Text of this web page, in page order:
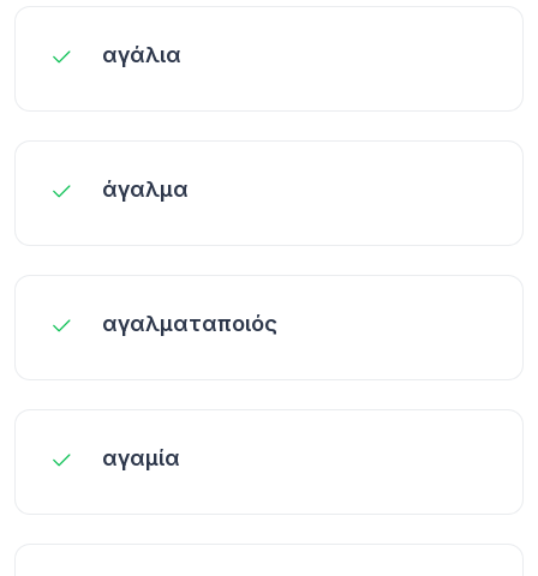
αγάλια
άγαλμα
αγαλματαποιός
αγαμία